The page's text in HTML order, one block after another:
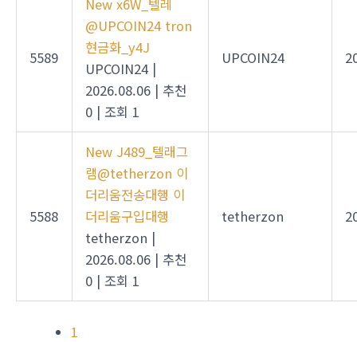
5589
New x6W_텔레
@UPCOIN24 tron
현금화_y4J
UPCOIN24 |
2026.08.06 | 추천
0 | 조회 1
UPCOIN24
5588
New J489_텔래그
램@tetherzon 이
더리움전송대행 이
더리움구입대행
tetherzon |
2026.08.06 | 추천
0 | 조회 1
tetherzon
1